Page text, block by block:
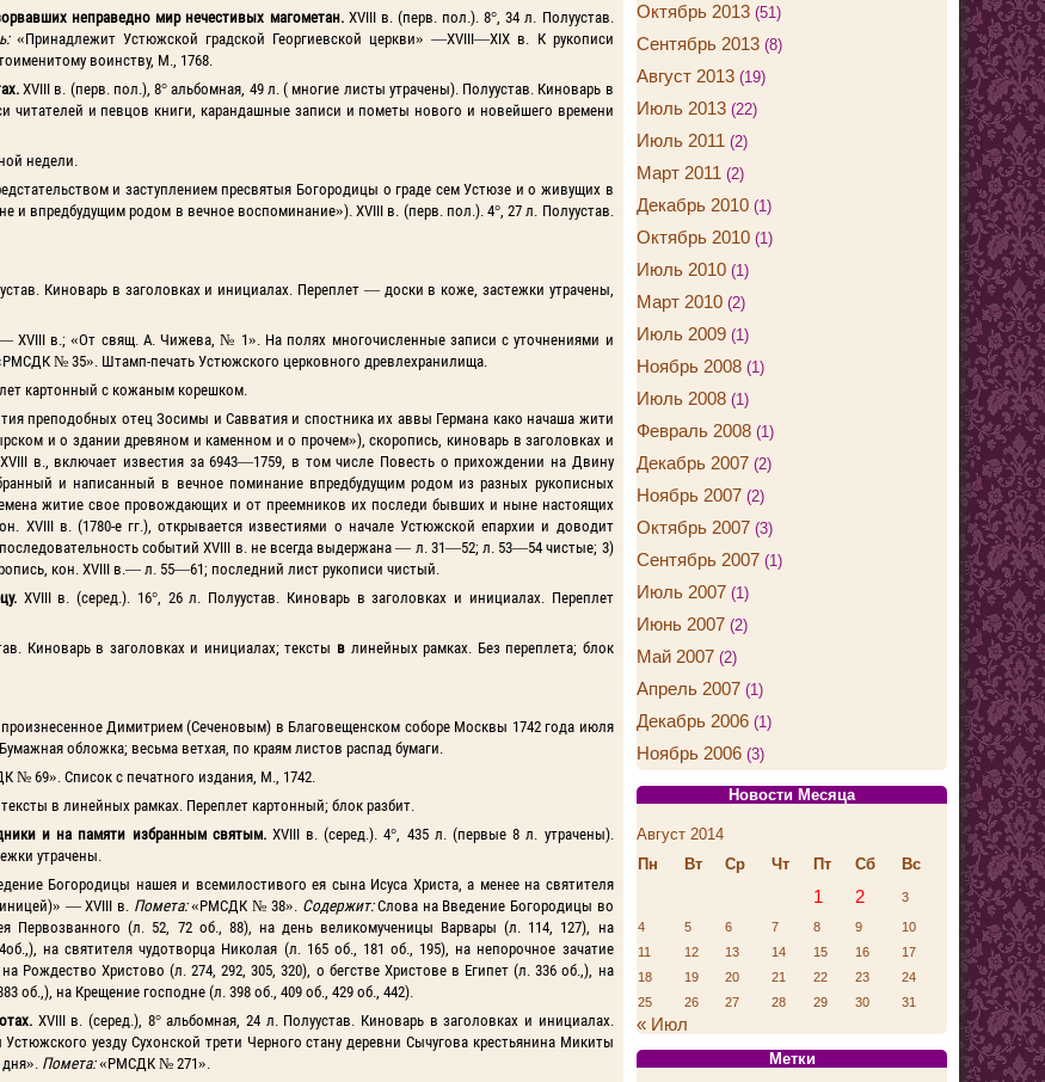
неправедно мир нечестивых магометан.XVIII в. (перв. пол.). 8°, 34 л. Полуустав.
«Принадлежит Устюжской градской Георгиевской церкви» —XVIII—XIX в. К рукописи
воинству, М., 1768.
XVIII в. (перв. пол.), 8° альбомная, 49 л. ( многие листы утрачены). Полуустав. Киноварь в
читателей и певцов книги, карандашные записи и пометы нового и новейшего времени
недели.
и заступлением пресвятыя Богородицы о граде сем Устюзе и о живущих в
и впредбудущим родом в вечное воспоминание»). XVIII в. (перв. пол.). 4°, 27 л. Полуустав.
Киноварь в заголовках и инициалах. Переплет — доски в коже, застежки утрачены,
в.; «От свящ. А. Чижева, № 1». На полях многочисленные записи с уточнениями и
№ 35». Штамп-печать Устюжского церковного древлехранилища.
картонный с кожаным корешком.
преподобных отец Зосимы и Савватия и спостника их аввы Германа како начаша жити
и о здании древяном и каменном и о прочем»), скоропись, киноварь в заголовках и
в., включает известия за 6943—1759, в том числе Повесть о прихождении на Двину
и написанный в вечное поминание впредбудущим родом из разных рукописных
житие свое провождающих и от преемников их последи бывших и ныне настоящих
XVIII в. (1780-е гг.), открывается известиями о начале Устюжской епархии и доводит
событий XVIII в. не всегда выдержана — л. 31—52; л. 53—54 чистые; 3)
кон. XVIII в.— л. 55—61; последний лист рукописи чистый.
XVIII в. (серед.). 16°, 26 л. Полуустав. Киноварь в заголовках и инициалах. Переплет
Киноварь в заголовках и инициалах; тексты в линейных рамках. Без переплета; блок
произнесенное Димитрием (Сеченовым) в Благовещенском соборе Москвы 1742 года июля
обложка; весьма ветхая, по краям листов распад бумаги.
№ 69». Список с печатного издания, М., 1742.
в линейных рамках. Переплет картонный; блок разбит.
и на памяти избранным святым. XVIII в. (серед.). 4°, 435 л. (первые 8 л. утрачены).
утрачены.
Богородицы нашея и всемилостивого ея сына Исуса Христа, а менее на святителя
— XVIII в. Помета:«РМСДК № 38». Содержит:Слова на Введение Богородицы во
Первозванного (л. 52, 72 об., 88), на день великомученицы Варвары (л. 114, 127), на
на святителя чудотворца Николая (л. 165 об., 181 об., 195), на непорочное зачатие
Рождество Христово (л. 274, 292, 305, 320), о бегстве Христове в Египет (л. 336 об.,), на
об.,), на Крещение господне (л. 398 об., 409 об., 429 об., 442).
XVIII в. (серед.), 8° альбомная, 24 л. Полуустав. Киноварь в заголовках и инициалах.
уезду Сухонской трети Черного стану деревни Сычугова крестьянина Микиты
дня». Помета:«РМСДК № 271».
Октябрь 2013 (51)
Сентябрь 2013 (8)
Август 2013 (19)
Июль 2013 (22)
Июль 2011 (2)
Март 2011 (2)
Декабрь 2010 (1)
Октябрь 2010 (1)
Июль 2010 (1)
Март 2010 (2)
Июль 2009 (1)
Ноябрь 2008 (1)
Июль 2008 (1)
Февраль 2008 (1)
Декабрь 2007 (2)
Ноябрь 2007 (2)
Октябрь 2007 (3)
Сентябрь 2007 (1)
Июль 2007 (1)
Июнь 2007 (2)
Май 2007 (2)
Апрель 2007 (1)
Декабрь 2006 (1)
Ноябрь 2006 (3)
Новости Месяца
Август 2014
Пн
Вт Ср Чт Пт Сб Вс
1 2 3
4 5 6 7 8 9
10
11
12 13 14 15 16
17
18
19 20 21 22 23
24
25
26 27 28 29 30 31
« Июл
Метки